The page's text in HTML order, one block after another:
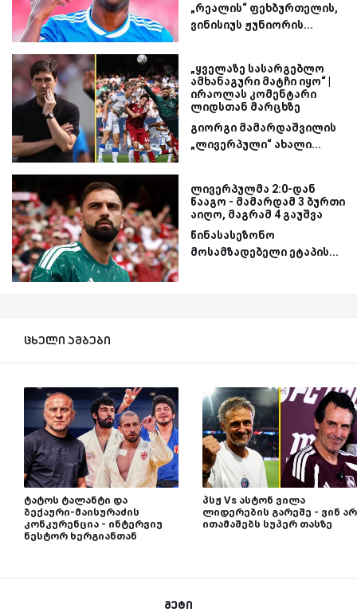
„რეალის“ ფეხბურთელის,
ვინისიუს ჟუნიორის...
„ყველაზე სასარგებლო
ამხანაგური მატჩი იყო“ |
ირაოლას კომენტარი
ლიდსთან მარცხზე
გიორგი მამარდაშვილის
„ლივერპული“ ახალი...
ლივერპულმა 2:0-დან
წააგო - მამარდამ 3 ბურთი
აიღო, მაგრამ 4 გაუშვა
წინასასეზონო
მოსამზადებელი ეტაპის...
ცხელი ამბები
ტატოს ტალანტი და
ბექაური-მაისურაძის
კონკურენცია - ინტერვიუ
ნესტორ ხერგიანთან
პსჟ Vs ასტონ ვილა
ლიდერების გარეშე - ვინ არ
ითამაშებს სუპერ თასზე
მეტი